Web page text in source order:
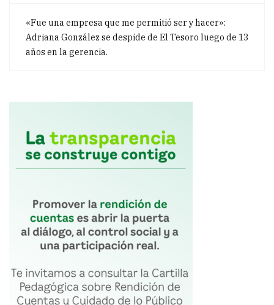
«Fue una empresa que me permitió ser y hacer»:
Adriana González se despide de El Tesoro luego de 13
años en la gerencia.